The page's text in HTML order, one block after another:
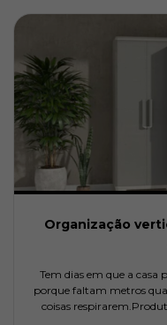
Organização
Tem dias em que a casa
porque faltam metros
coisas